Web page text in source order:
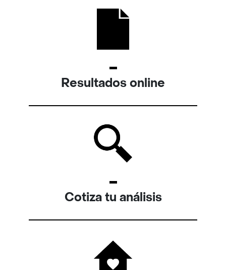
Resultados online
Cotiza tu análisis